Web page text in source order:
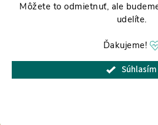
Môžete to odmietnuť, ale
udelíte.
Ďakujeme!
Súhlasím
. Všetky práva
cookies